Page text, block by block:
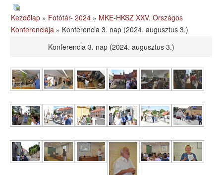
Kezdőlap » Fotótár- 2024 » MKE-HKSZ XXV. Országos
Konferenciája » Konferencia 3. nap (2024. augusztus 3.)
Konferencia 3. nap (2024. augusztus 3.)